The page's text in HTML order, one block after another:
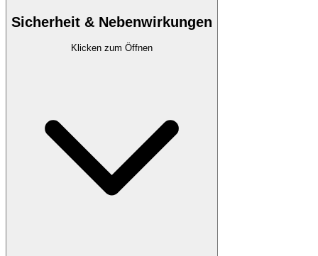
Sicherheit & Nebenwirkungen
Klicken zum Öffnen